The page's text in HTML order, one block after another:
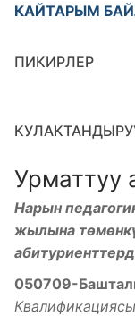
КАЙТАРЫМ
ПИКИРЛЕР
Урматтуу
Нарын
жылына
050709-